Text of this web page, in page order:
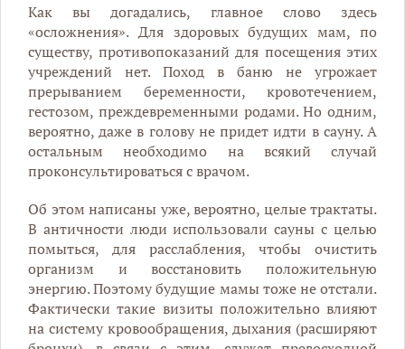
Как вы догадались, главное слово здесь
«осложнения». Для здоровых будущих мам, по
существу, противопоказаний для посещения этих
учреждений нет. Поход в баню не угрожает
прерыванием беременности, кровотечением,
гестозом, преждевременными родами. Но одним,
вероятно, даже в голову не придет идти в сауну. А
остальным необходимо на всякий случай
проконсультироваться с врачом.
Об этом написаны уже, вероятно, целые трактаты.
В античности люди использовали сауны с целью
помыться, для расслабления, чтобы очистить
организм и восстановить положительную
энергию. Поэтому будущие мамы тоже не отстали.
Фактически такие визиты положительно влияют
на систему кровообращения, дыхания (расширяют